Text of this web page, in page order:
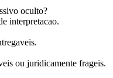
oculto?
interpretacao.
ou juridicamente frageis.